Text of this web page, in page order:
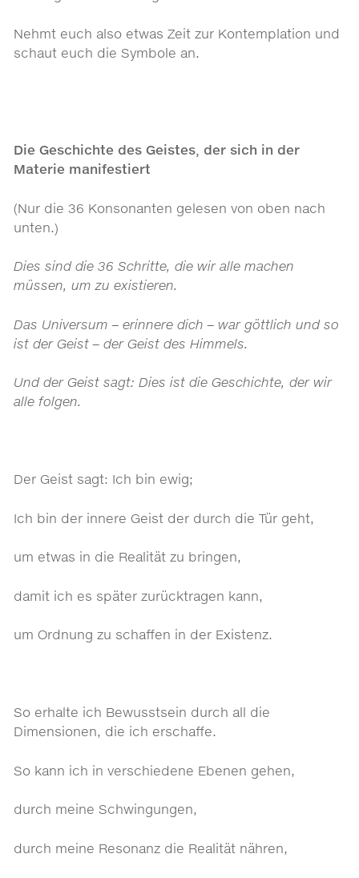
Nehmt euch also etwas Zeit zur Kontemplation und
schaut euch die Symbole an.
Die Geschichte des Geistes, der sich in der
Materie manifestiert
(Nur die 36 Konsonanten gelesen von oben nach
unten.)
Dies sind die 36 Schritte, die wir alle machen
müssen,um zu existieren.
Das Universum – erinnere dich – war göttlich und so
ist der Geist – der Geist des Himmels.
Und der Geist sagt: Dies ist die Geschichte, der wir
alle folgen.
Der Geist sagt: Ich bin ewig;
Ich bin der innere Geist der durch die Tür geht,
um etwas in die Realität zu bringen,
damit ich es später zurücktragen kann,
um Ordnung zu schaffen in der Existenz.
So erhalte ich Bewusstsein durch all die
Dimensionen, die ich erschaffe.
So kann ich in verschiedene Ebenen gehen,
durch meine Schwingungen,
durch meine Resonanz die Realität nähren,